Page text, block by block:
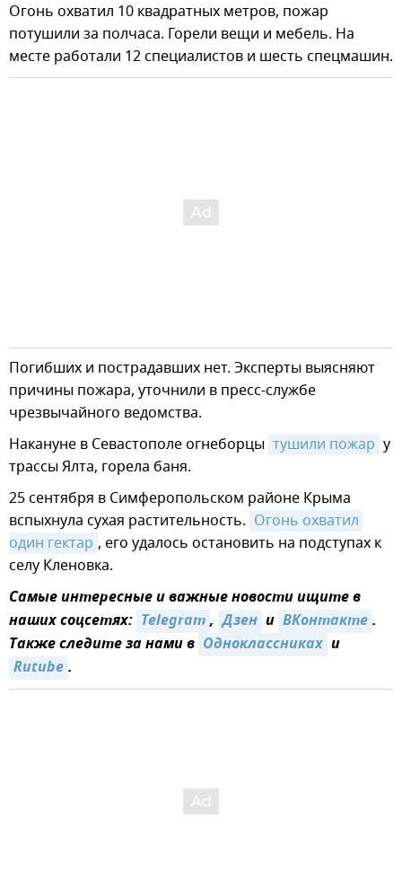
Огонь охватил 10 квадратных метров, пожар
потушили за полчаса. Горели вещи и мебель. На
месте работали 12 специалистов и шесть спецмашин.
Погибших и пострадавших нет. Эксперты выясняют
причины пожара, уточнили в пресс-службе
чрезвычайного ведомства.
Накануне в Севастополе огнеборцы тушили пожар у
трассы Ялта, горела баня.
25 сентября в Симферопольском районе Крыма
вспыхнула сухая растительность. Огонь охватил
один гектар , его удалось остановить на подступах к
селу Кленовка.
Самые интересные и важные новости ищите в
наших соцсетях: Telegram, Дзен и ВКонтакте.
Также следите за нами в Одноклассниках и
Rutube.